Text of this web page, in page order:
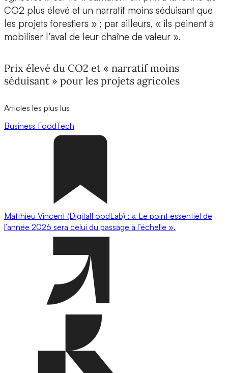
CO2 plus élevé et un narratif moins séduisant que
les projets forestiers » ; par ailleurs, « ils peinent à
mobiliser l’aval de leur chaîne de valeur ».
Prix élevé du CO2 et « narratif moins
séduisant » pour les projets agricoles
Articles les plus lus
Business FoodTech
Matthieu Vincent (DigitalFoodLab) : « Le point essentiel de
l’année 2026 sera celui du passage à l’échelle ».